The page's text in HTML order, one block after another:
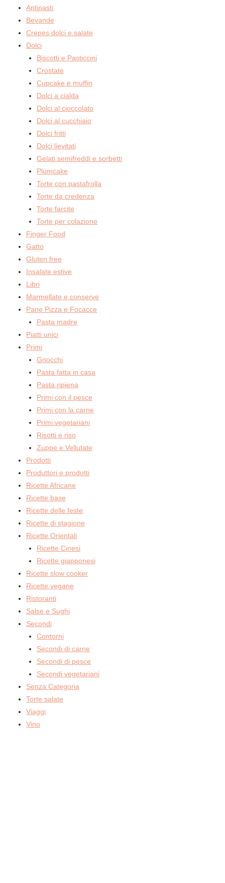
Antipasti
Bevande
Crepes dolci e salate
Dolci
Biscotti e Pasticcini
Crostate
Cupcake e muffin
Dolci a cialda
Dolci al cioccolato
Dolci al cucchiaio
Dolci fritti
Dolci lievitati
Gelati semifreddi e sorbetti
Plumcake
Torte con pastafrolla
Torte da credenza
Torte farcite
Torte per colazione
Finger Food
Gatto
Gluten free
Insalate estive
Libri
Marmellate e conserve
Pane Pizza e Focacce
Pasta madre
Piatti unici
Primi
Gnocchi
Pasta fatta in casa
Pasta ripiena
Primi con il pesce
Primi con la carne
Primi vegetariani
Risotti e riso
Zuppe e Vellutate
Prodotti
Produttori e prodotti
Ricette Africane
Ricette base
Ricette delle feste
Ricette di stagione
Ricette Orientali
Ricette Cinesi
Ricette giapponesi
Ricette slow cooker
Ricette vegane
Ristoranti
Salse e Sughi
Secondi
Contorni
Secondi di carne
Secondi di pesce
Secondi vegetariani
Senza Categoria
Torte salate
Viaggi
Vino